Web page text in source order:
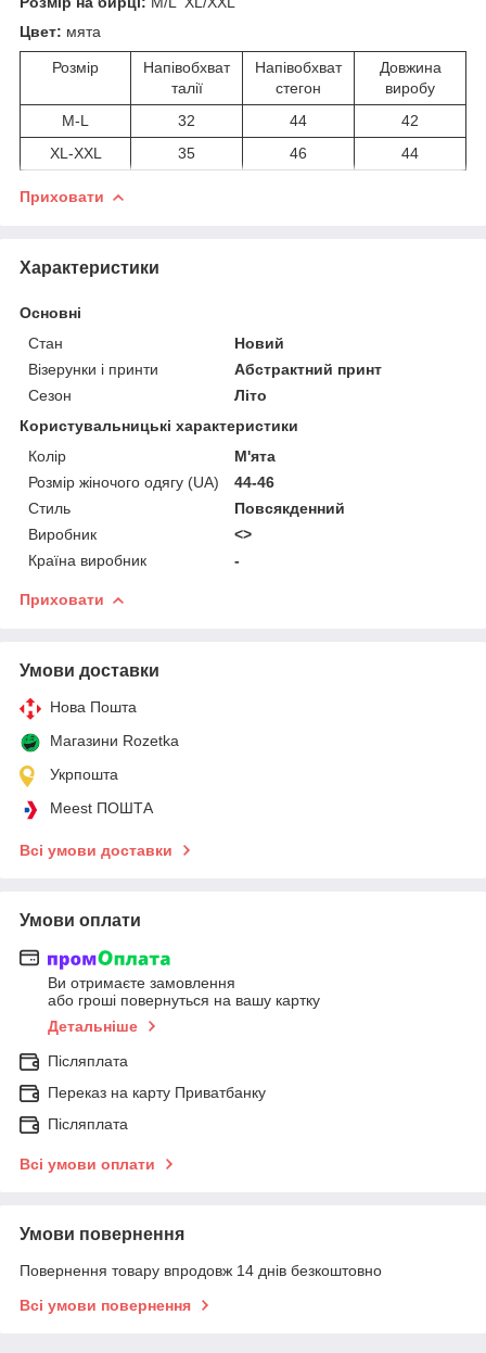
Цвет: мята
Розмір
Напівобхват
талії
Напівобхват
стегон
Довжина
виробу
M-L
32 44
42
XL-XXL
35 46 44
Приховати
Характеристики
Основні
Стан
Новий
Візерунки і принти
Абстрактний принт
Сезон
Літо
Користувальницькі характеристики
Колір
М'ята
Розмір жіночого одягу (UA)
44-46
Стиль
Повсякденний
Виробник
<>
Країна виробник
-
Приховати
Умови доставки
Нова Пошта
Магазини Rozetka
Укрпошта
Meest ПОШТА
Всі умови доставки
Умови оплати
Ви отримаєте замовлення
або гроші повернуться на вашу картку
Детальніше
Післяплата
Переказ на карту Приватбанку
Післяплата
Всі умови оплати
Умови повернення
Повернення товару впродовж 14 днів безкоштовно
Всі умови повернення